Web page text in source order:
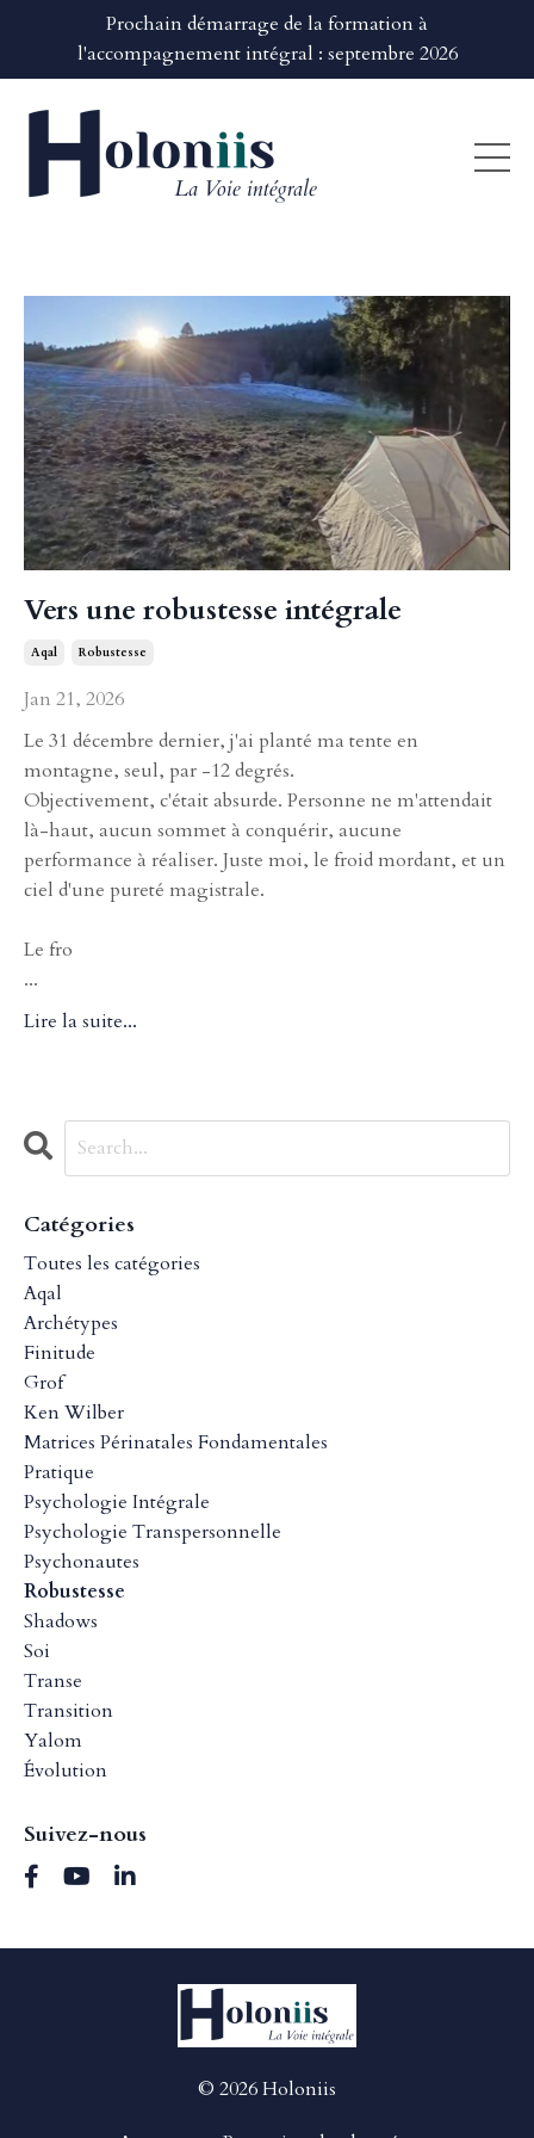
Prochain démarrage de la formation à
l'accompagnement intégral : septembre 2026
Vers une robustesse intégrale
Aqal Robustesse
Jan 21, 2026
Le 31 décembre dernier, j'ai planté ma tente en
montagne, seul, par -12 degrés.
Objectivement, c'était absurde. Personne ne m'attendait
là-haut, aucun sommet à conquérir, aucune
performance à réaliser. Juste moi, le froid mordant, et un
ciel d'une pureté magistrale.
Le fro
...
Lire la suite...
Catégories
Toutes les catégories
Aqal
Archétypes
Finitude
Grof
Ken Wilber
Matrices Périnatales Fondamentales
Pratique
Psychologie Intégrale
Psychologie Transpersonnelle
Psychonautes
Robustesse
Shadows
Soi
Transe
Transition
Yalom
Évolution
Suivez-nous
© 2026 Holoniis